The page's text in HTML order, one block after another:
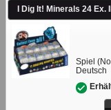
I Dig It! Minerals 24 Ex.
Spiel
Deutsch